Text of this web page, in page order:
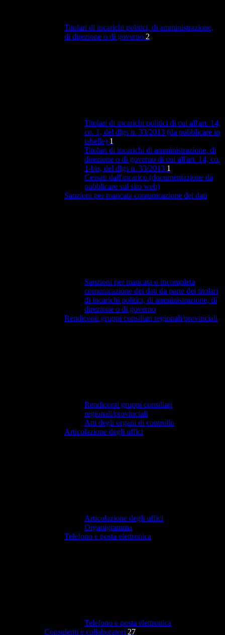
Titolari di incarichi politici, di amministrazione,
di direzione o di governo 2
Titolari di incarichi politici di cui all'art. 14,
co. 1, del dlgs n. 33/2013 (da pubblicare in
tabelle) 1
Titolari di incarichi di amministrazione, di
direzione o di governo di cui all'art. 14, co.
1-bis, del dlgs n. 33/2013 1
Cessati dall'incarico (documentazione da
pubblicare sul sito web)
Sanzioni per mancata comunicazione dei dati
Sanzioni per mancata o incompleta
comunicazione dei dati da parte dei titolari
di incarichi politici, di amministrazione, di
direzione o di governo
Rendiconti gruppi consiliari regionali/provinciali
Rendiconti gruppi consiliari
regionali/provinciali
Atti degli organi di controllo
Articolazione degli uffici
Articolazione degli uffici
Organigramma
Telefono e posta elettronica
Telefono e posta elettronica
Consulenti e collaboratori 27